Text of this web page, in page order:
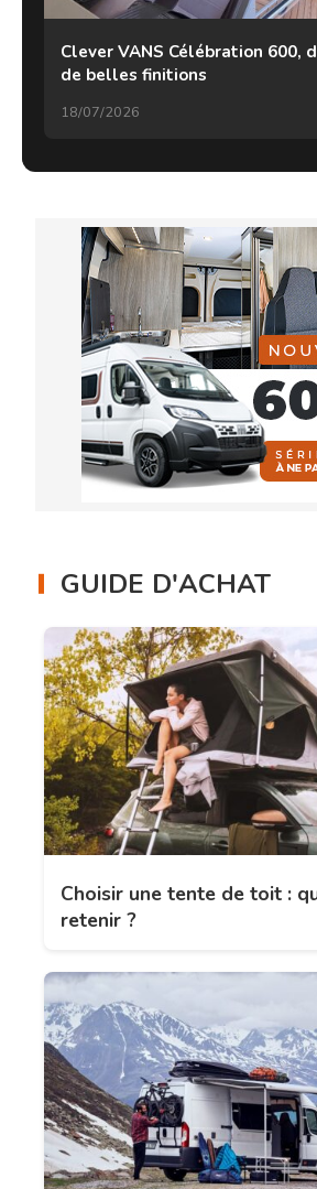
Clever VANS Célébration 600,
de belles finitions
18/07/2026
GUIDE D'ACHAT
Choisir une tente de toit :
retenir ?